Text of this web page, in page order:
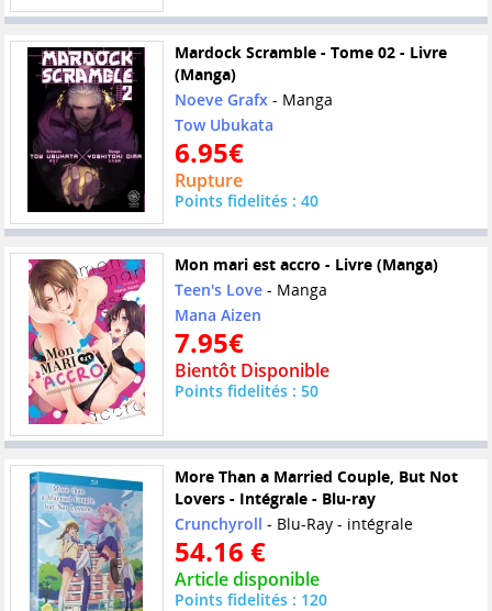
Mardock Scramble - Tome 02 - Livre
(Manga)
Noeve Grafx - Manga
Tow Ubukata
6.95€
Rupture
Points fidelités : 40
Mon mari est accro - Livre (Manga)
Teen's Love- Manga
Mana Aizen
7.95€
Bientôt Disponible
Points fidelités : 50
More Than a Married Couple, But Not
Lovers - Intégrale - Blu-ray
Crunchyroll - Blu-Ray - intégrale
54.16 €
Article disponible
Points fidelités : 120